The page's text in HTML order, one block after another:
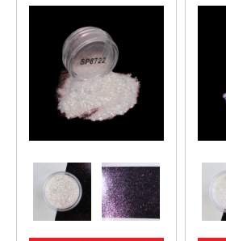
Rayspark Brillo
SP8825
Rayspark Brillo